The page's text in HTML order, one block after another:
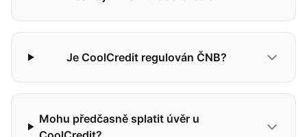
Je CoolCredit regulován ČNB?
Mohu předčasně splatit úvěr u